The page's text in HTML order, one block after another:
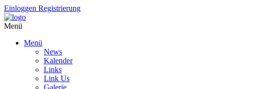
Einloggen Registrierung
Menü
Menü
News
Kalender
Links
Link Us
Galerie